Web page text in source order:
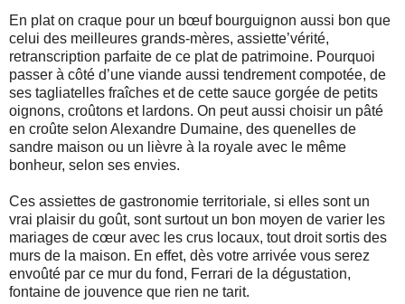
En plat on craque pour un bœuf bourguignon aussi bon que
celui des meilleures grands-mères, assiette’vérité,
retranscription parfaite de ce plat de patrimoine. Pourquoi
passer à côté d’une viande aussi tendrement compotée, de
ses tagliatelles fraîches et de cette sauce gorgée de petits
oignons, croûtons et lardons. On peut aussi choisir un pâté
en croûte selon Alexandre Dumaine, des quenelles de
sandre maison ou un lièvre à la royale avec le même
bonheur, selon ses envies.
Ces assiettes de gastronomie territoriale, si elles sont un
vrai plaisir du goût, sont surtout un bon moyen de varier les
mariages de cœur avec les crus locaux, tout droit sortis des
murs de la maison. En effet, dès votre arrivée vous serez
envoûté par ce mur du fond, Ferrari de la dégustation,
fontaine de jouvence que rien ne tarit.